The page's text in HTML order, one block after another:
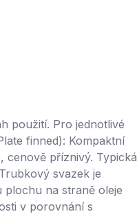
použití. Pro jednotlivé
finned): Kompaktní
cenově příznivý. Typická
svazek je
plochu na straně oleje
v porovnání s